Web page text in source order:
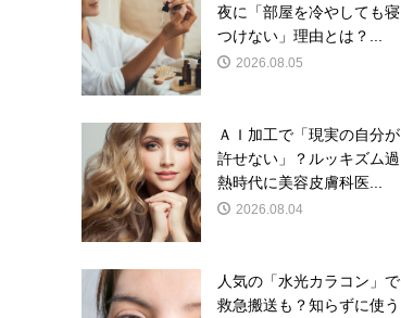
夜に「部屋を冷やしても寝
つけない」理由とは？...
2026.08.05
ＡＩ加工で「現実の自分が
許せない」？ルッキズム過
熱時代に美容皮膚科医...
2026.08.04
人気の「水光カラコン」で
救急搬送も？知らずに使う